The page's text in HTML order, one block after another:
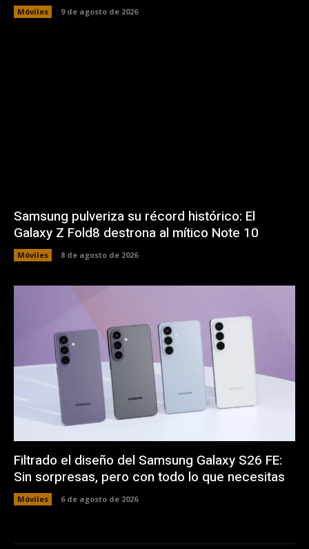
Móviles 9 de agosto de 2026
Samsung pulveriza su récord histórico: El
Galaxy Z Fold8 destrona al mítico Note 10
Móviles 8 de agosto de 2026
Filtrado el diseño del Samsung Galaxy S26 FE:
Sin sorpresas, pero con todo lo que necesitas
Móviles 6 de agosto de 2026